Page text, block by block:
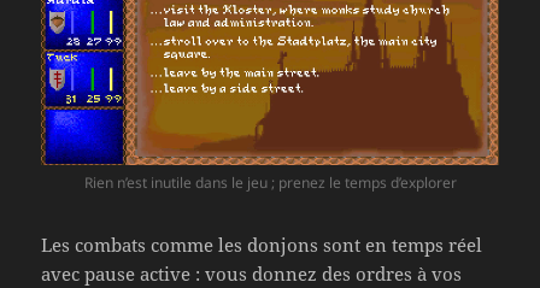
Rien n’est inutile dans le jeu ; prenez le temps d’explorer
Les combats comme les donjons sont en temps réel
avec pause active : vous donnez des ordres à vos